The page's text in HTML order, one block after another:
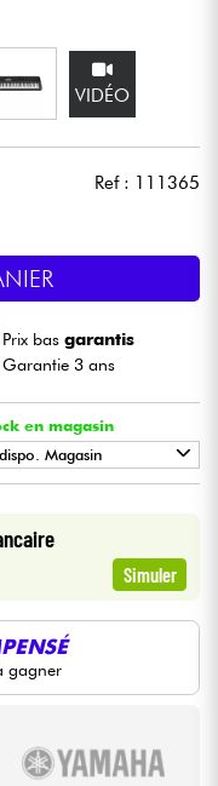
VIDÉO
Ref : 111365
Prix basgarantis
Garantie 3 ans
en magasin
Magasin
BRUXELLES
Simuler
gagner